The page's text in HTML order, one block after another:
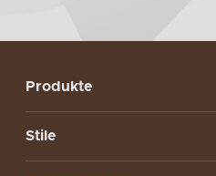
Produkte
Stile